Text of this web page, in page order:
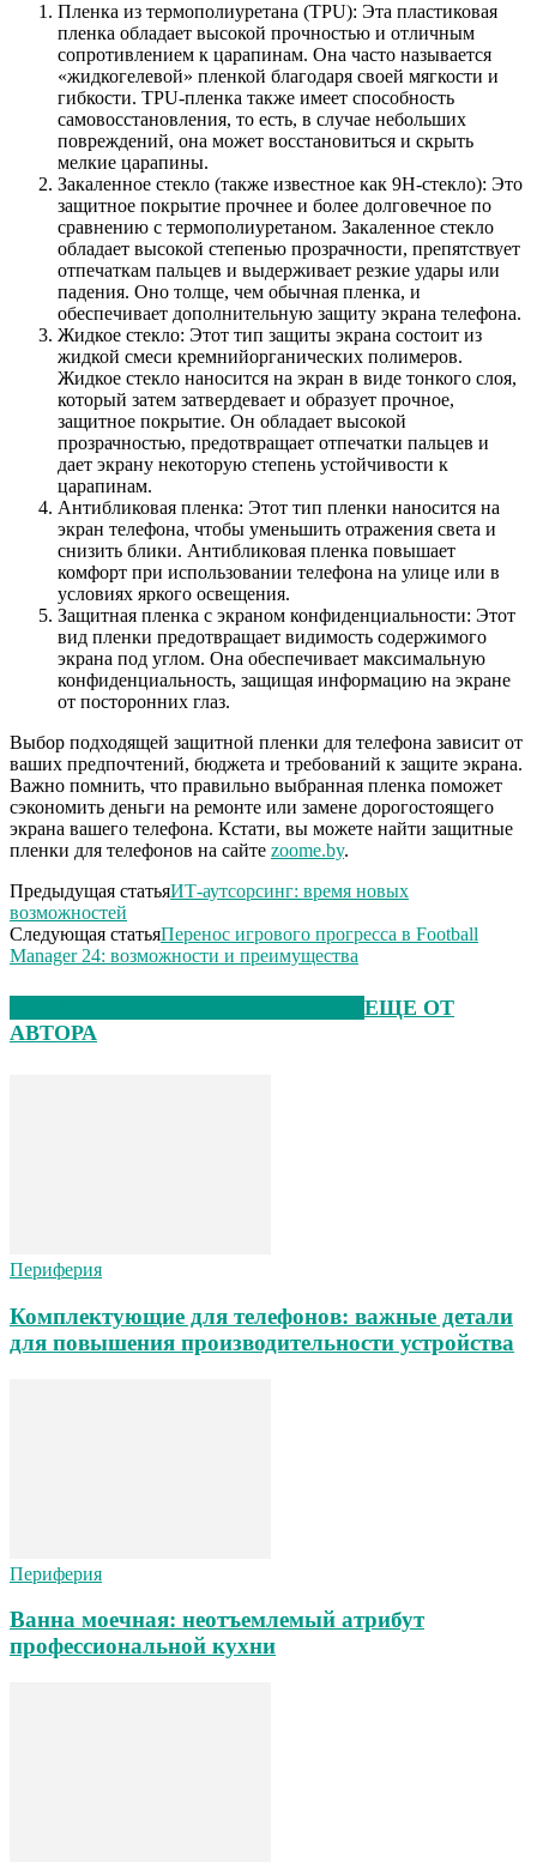
Пленка из термополиуретана (TPU): Эта пластиковая
пленка обладает высокой прочностью и отличным
сопротивлением к царапинам. Она часто называется
«жидкогелевой» пленкой благодаря своей мягкости и
гибкости. TPU-пленка также имеет способность
самовосстановления, то есть, в случае небольших
повреждений, она может восстановиться и скрыть
мелкие царапины.
Закаленное стекло (также известное как 9H-стекло): Это
защитное покрытие прочнее и более долговечное по
сравнению с термополиуретаном. Закаленное стекло
обладает высокой степенью прозрачности, препятствует
отпечаткам пальцев и выдерживает резкие удары или
падения. Оно толще, чем обычная пленка, и
обеспечивает дополнительную защиту экрана телефона.
Жидкое стекло: Этот тип защиты экрана состоит из
жидкой смеси кремнийорганических полимеров.
Жидкое стекло наносится на экран в виде тонкого слоя,
который затем затвердевает и образует прочное,
защитное покрытие. Он обладает высокой
прозрачностью, предотвращает отпечатки пальцев и
дает экрану некоторую степень устойчивости к
царапинам.
Антибликовая пленка: Этот тип пленки наносится на
экран телефона, чтобы уменьшить отражения света и
снизить блики. Антибликовая пленка повышает
комфорт при использовании телефона на улице или в
условиях яркого освещения.
Защитная пленка с экраном конфиденциальности: Этот
вид пленки предотвращает видимость содержимого
экрана под углом. Она обеспечивает максимальную
конфиденциальность, защищая информацию на экране
от посторонних глаз.
Выбор подходящей защитной пленки для телефона зависит от
ваших предпочтений, бюджета и требований к защите экрана.
Важно помнить, что правильно выбранная пленка поможет
сэкономить деньги на ремонте или замене дорогостоящего
экрана вашего телефона. Кстати, вы можете найти защитные
пленки для телефонов на сайте zoome.by.
Предыдущая статьяИТ-аутсорсинг: время новых
возможностей
Следующая статьяПеренос игрового прогресса в Football
Manager 24: возможности и преимущества
ЕЩЕ ОТ
АВТОРА
Периферия
Комплектующие для телефонов: важные детали
для повышения производительности устройства
Периферия
Ванна моечная: неотъемлемый атрибут
профессиональной кухни